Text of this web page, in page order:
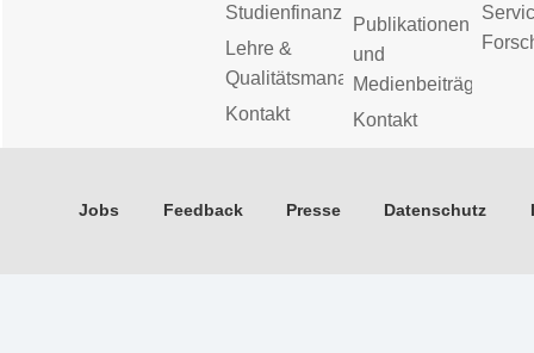
Studienfinanzierung
Lehre &
Qualitätsmanagement
Kontakt
Publikationen
und
Medienbeiträge
Kontakt
Jobs Feedback Presse Datenschutz